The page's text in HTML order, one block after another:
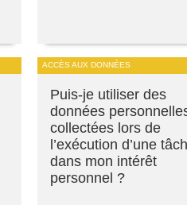
ACCÈS AUX DONNÉES
Puis-je utiliser des
données
collectées lors de
l’exécution d’une
dans mon intérêt
personnel ?